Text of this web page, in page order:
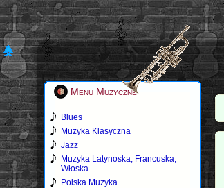
Menu Muzyczne
Blues
Muzyka Klasyczna
Jazz
Muzyka Latynoska, Francuska,
Włoska
Polska Muzyka